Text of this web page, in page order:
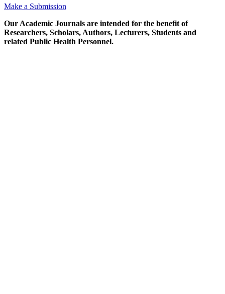
Make a Submission
Our Academic Journals are intended for the benefit of
Researchers, Scholars, Authors, Lecturers, Students and
related Public Health Personnel.